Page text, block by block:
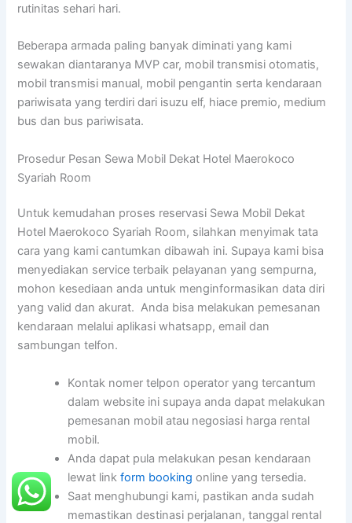
rutinitas sehari hari.
Beberapa armada paling banyak diminati yang kami
sewakan diantaranya MVP car, mobil transmisi otomatis,
mobil transmisi manual, mobil pengantin serta kendaraan
pariwisata yang terdiri dari isuzu elf, hiace premio, medium
bus dan bus pariwisata.
Prosedur Pesan Sewa Mobil Dekat Hotel Maerokoco
Syariah Room
Untuk kemudahan proses reservasi Sewa Mobil Dekat
Hotel Maerokoco Syariah Room, silahkan menyimak tata
cara yang kami cantumkan dibawah ini. Supaya kami bisa
menyediakan service terbaik pelayanan yang sempurna,
mohon kesediaan anda untuk menginformasikan data diri
yang valid dan akurat. Anda bisa melakukan pemesanan
kendaraan melalui aplikasi whatsapp, email dan
sambungan telfon.
Kontak nomer telpon operator yang tercantum
dalam website ini supaya anda dapat melakukan
pemesanan mobil atau negosiasi harga rental
mobil.
Anda dapat pula melakukan pesan kendaraan
lewat linkform booking online yang tersedia.
Saat menghubungi kami, pastikan anda sudah
memastikan destinasi perjalanan, tanggal rental